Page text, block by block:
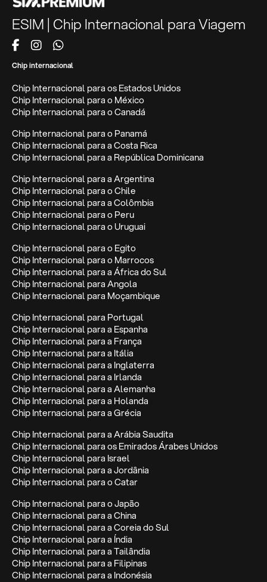
ESIM | Chip Internacional para Viagem
Chip internacional
Chip Internacional para os Estados Unidos
Chip Internacional para o México
Chip Internacional para o Canadá
Chip Internacional para o Panamá
Chip Internacional para a Costa Rica
Chip Internacional para a República Dominicana
Chip Internacional para a Argentina
Chip Internacional para o Chile
Chip Internacional para a Colômbia
Chip Internacional para o Peru
Chip Internacional para o Uruguai
Chip Internacional para o Egito
Chip Internacional para o Marrocos
Chip Internacional para a África do Sul
Chip Internacional para Angola
Chip Internacional para Moçambique
Chip Internacional para Portugal
Chip Internacional para a Espanha
Chip Internacional para a França
Chip Internacional para a Itália
Chip Internacional para a Inglaterra
Chip Internacional para a Irlanda
Chip Internacional para a Alemanha
Chip Internacional para a Holanda
Chip Internacional para a Grécia
Chip Internacional para a Arábia Saudita
Chip Internacional para os Emirados Árabes Unidos
Chip Internacional para Israel
Chip Internacional para a Jordânia
Chip Internacional para o Catar
Chip Internacional para o Japão
Chip Internacional para a China
Chip Internacional para a Coreia do Sul
Chip Internacional para a Índia
Chip Internacional para a Tailândia
Chip Internacional para a Filipinas
Chip Internacional para a Indonésia